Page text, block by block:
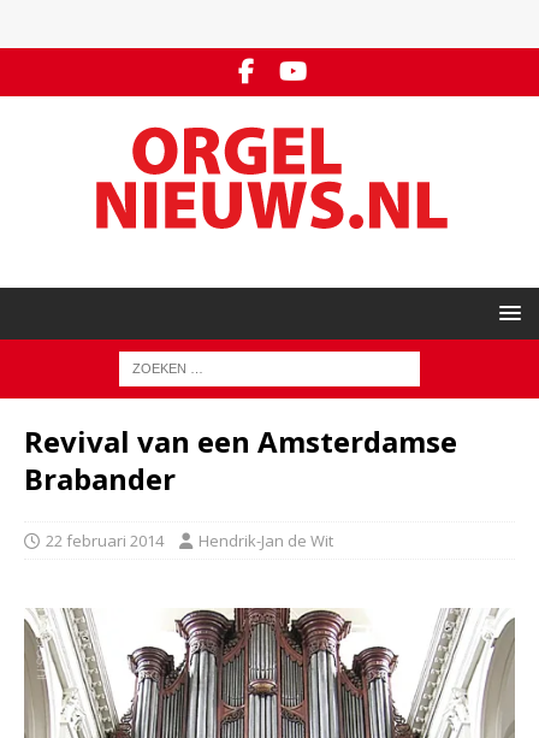
Revival van een Amsterdamse
Brabander
22 februari 2014 Hendrik-Jan de Wit